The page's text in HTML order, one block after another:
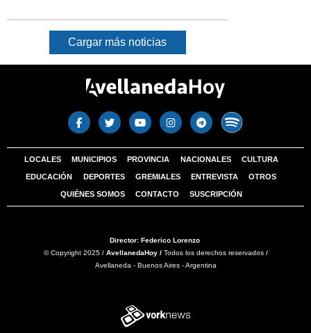
Cargar más noticias
LOCALES MUNICIPIOS PROVINCIA NACIONALES CULTURA
EDUCACIÓN DEPORTES GREMIALES ENTREVISTA OTROS
QUIÉNES SOMOS CONTACTO SUSCRIPCIÓN
Director: Federico Lorenzo
© Copyright 2025 / AvellanedaHoy /Todos los derechos reservados /
Avellaneda - Buenos Aires - Argentina